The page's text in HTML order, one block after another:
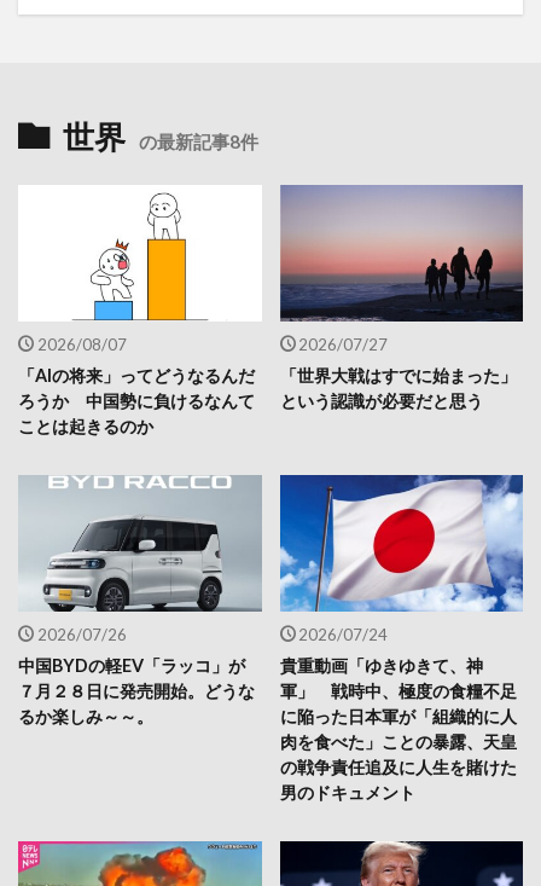
世界 の最新記事8件
2026/08/07
「AIの将来」ってどうなるんだ
ろうか 中国勢に負けるなんて
ことは起きるのか
2026/07/27
「世界大戦はすでに始まった」
という認識が必要だと思う
2026/07/26
中国BYDの軽EV「ラッコ」が
７月２８日に発売開始。どうな
るか楽しみ～～。
2026/07/24
貴重動画「ゆきゆきて、神
軍」 戦時中、極度の食糧不足
に陥った日本軍が「組織的に人
肉を食べた」ことの暴露、天皇
の戦争責任追及に人生を賭けた
男のドキュメント